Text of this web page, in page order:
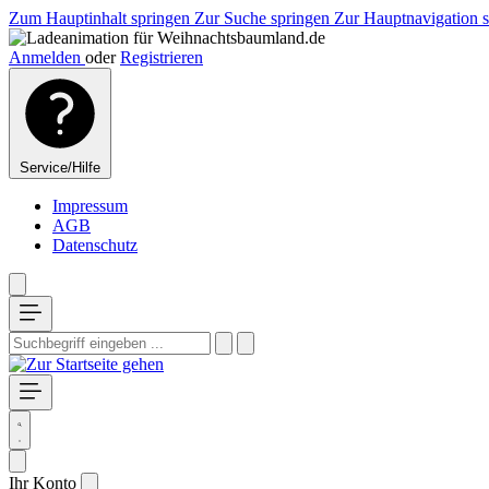
Zum Hauptinhalt springen Zur Suche springen Zur Hauptnavigation
Anmelden oder Registrieren
Service/Hilfe
Impressum
AGB
Datenschutz
Ihr Konto